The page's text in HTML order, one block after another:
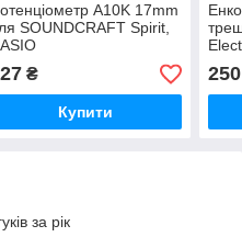
A10K 17mm
SOUNDCRAFT Spirit,
₴
Купити
250
за рік